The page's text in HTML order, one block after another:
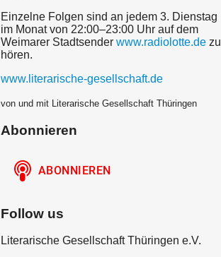
Einzelne Folgen sind an jedem 3. Dienstag
im Monat von 22:00–23:00 Uhr auf dem
Weimarer Stadtsender www.radiolotte.de zu
hören.
www.literarische-gesellschaft.de
von und mit Literarische Gesellschaft Thüringen
Abonnieren
Follow us
Literarische Gesellschaft Thüringen e.V.